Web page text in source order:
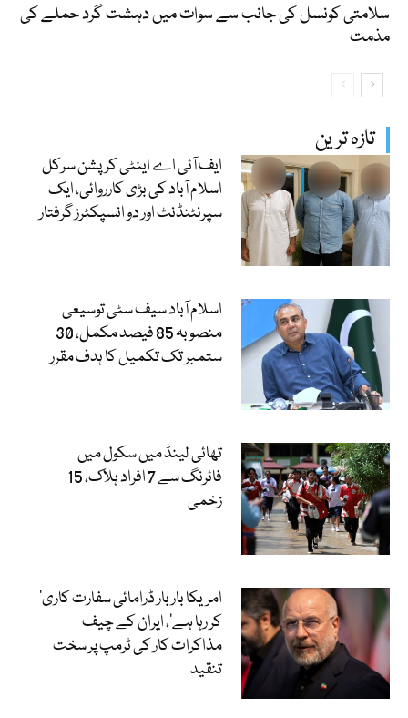
تازہ ترین
ایف آئی اے اینٹی کرپشن سرکل
اسلام آباد کی بڑی کارروائی، ایک
سپرنٹنڈنٹ اور دو انسپکٹرز گرفتار
اسلام آباد سیف سٹی توسیعی
منصوبہ 85 فیصد مکمل، 30
ستمبر تک تکمیل کا ہدف مقرر
تھائی لینڈ میں سکول میں
فائرنگ سے 7 افراد ہلاک، 15
زخمی
’امریکا بار بار ڈرامائی سفارت کاری
کر رہا ہے‘، ایران کے چیف
مذاکرات کار کی ٹرمپ پر سخت
تنقید
سلامتی کونسل کی جانب سے سوات میں دہشت گرد حملے کی
مذمت